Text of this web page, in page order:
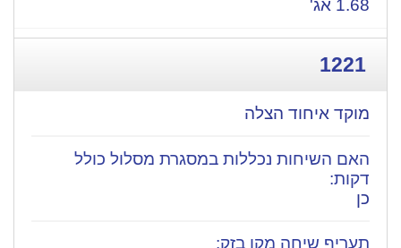
1.68 אג'
1221
מוקד איחוד הצלה
כן